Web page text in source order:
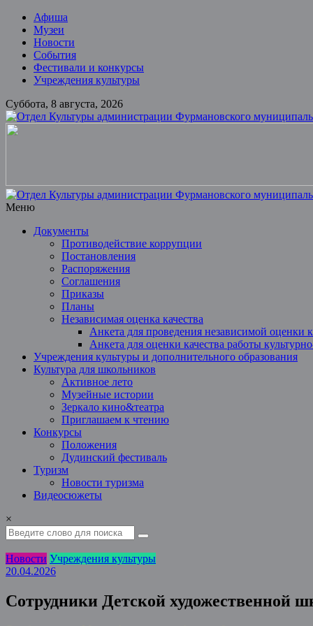
Skip
content
Афиша
Музеи
Новости
События
Фестивали и конкурсы
Учреждения культуры
Суббота, 8 августа, 2026
Фурмановского
муниципального
Муниципальное
учреждение
Меню
Документы
Противодействие коррупции
Постановления
Распоряжения
Соглашения
Приказы
Планы
Независимая оценка качества
Анкета для проведения независимой оценки
Анкета для оценки качества работы
Учреждения культуры и дополнительного образования
Культура для школьников
Активное лето
Музейные истории
Зеркало кино&театра
Приглашаем к чтению
Конкурсы
Положения
Дудинский фестиваль
Туризм
Новости туризма
Видеосюжеты
×
Новости Учреждения культуры
20.04.2026
Сотрудники Детской художественной